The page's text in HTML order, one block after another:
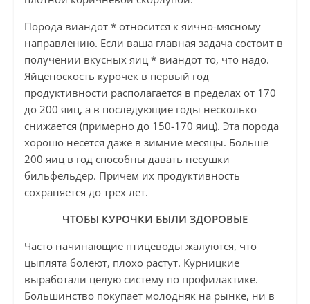
Порода виандот * относится к яично-мясному
направлению. Если ваша главная задача состоит в
получении вкусных яиц * виандот то, что надо.
Яйценоскость курочек в первый год
продуктивности располагается в пределах от 170
до 200 яиц, а в последующие годы несколько
снижается (примерно до 150-170 яиц). Эта порода
хорошо несется даже в зимние месяцы. Больше
200 яиц в год способны давать несушки
бильфельдер. Причем их продуктивность
сохраняется до трех лет.
ЧТОБЫ КУРОЧКИ БЫЛИ ЗДОРОВЫЕ
Часто начинающие птицеводы жалуются, что
цыплята болеют, плохо растут. Курницкие
выработали целую систему по профилактике.
Большинство покупает молодняк на рынке, ни в